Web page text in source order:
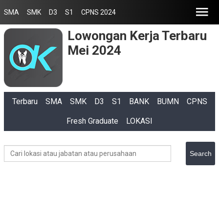
SMA SMK D3 S1 CPNS 2024
Lowongan Kerja Terbaru
Mei 2024
Terbaru SMA SMK D3 S1 BANK BUMN CPNS
Fresh Graduate LOKASI